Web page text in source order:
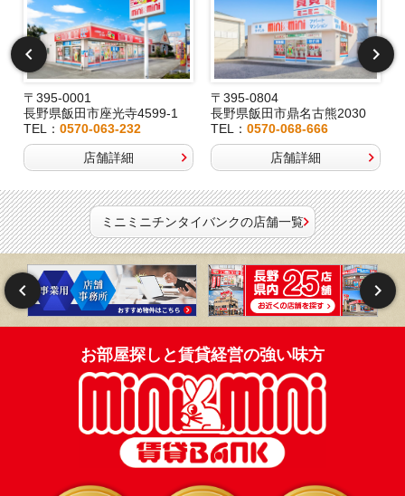
〒395-0001
長野県飯田市座光寺4599-1
TEL： 0570-063-232
店舗詳細
〒395-0804
長野県飯田市鼎名古熊2030
TEL：0570-068-666
店舗詳細
ミニミニチンタイバンクの店舗一覧
お部屋探しと賃貸経営の強い味方